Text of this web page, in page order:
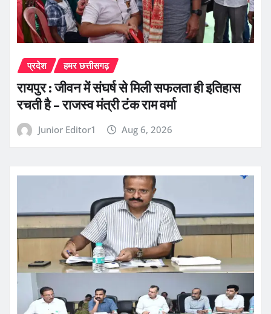
प्रदेश हमर छत्तीसगढ़
रायपुर : जीवन में संघर्ष से मिली सफलता ही इतिहास
रचती है – राजस्व मंत्री टंक राम वर्मा
Junior Editor1 Aug 6, 2026